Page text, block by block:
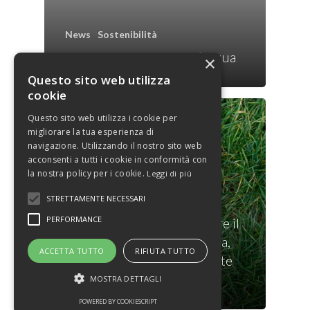
News Sostenibilità
Giornata Mondiale dell’Acqua
News Sostenibilità
La soluzione per risparmiare il
48% del consumo di plastica,
l’equivalente di 58 tonnellate
di plastica
×
Questo sito web utilizza
cookie
Questo sito web utilizza i cookie per
migliorare la tua esperienza di
navigazione. Utilizzando il nostro sito web
acconsenti a tutti i cookie in conformità con
la nostra policy per i cookie. Leggi di più
STRETTAMENTE NECESSARI
PERFORMANCE
ACCETTA TUTTO RIFIUTA TUTTO
MOSTRA DETTAGLI
POWERED BY COOKIESCRIPT